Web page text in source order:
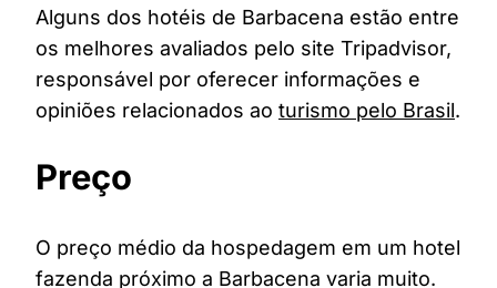
Alguns dos hotéis de Barbacena estão entre
os melhores avaliados pelo site Tripadvisor,
responsável por oferecer informações e
opiniões relacionados ao turismo pelo Brasil.
Preço
O preço médio da hospedagem em um hotel
fazenda próximo a Barbacena varia muito.